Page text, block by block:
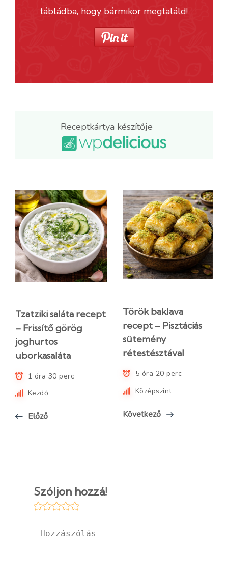
tábládba, hogy bármikor megtaláld!
Receptkártya készítője
Tzatziki saláta recept
– Frissítő görög
joghurtos
uborkasaláta
1 óra 30 perc
Kezdő
Előző
Török baklava
recept – Pisztáciás
sütemény
rétestésztával
5 óra 20 perc
Középszint
Következő
Szóljon hozzá!